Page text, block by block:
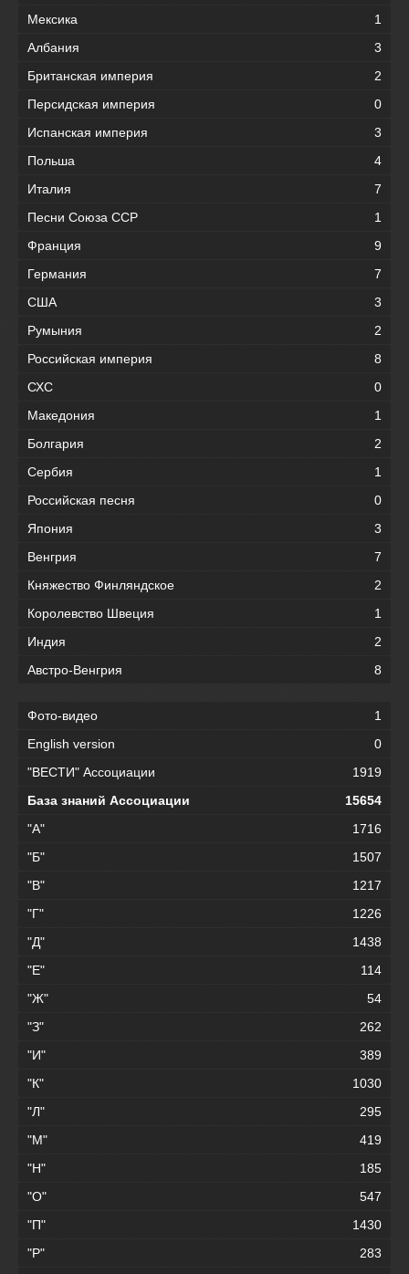
Мексика
1
Албания
3
Британская империя
2
Персидская империя
0
Испанская империя
3
Польша
4
Италия
7
Песни Союза ССР
1
Франция
9
Германия
7
США
3
Румыния
2
Российская империя
8
СХС
0
Македония
1
Болгария
2
Сербия
1
Российская песня
0
Япония
3
Венгрия
7
Княжество Финляндское
2
Королевство Швеция
1
Индия
2
Австро-Венгрия
8
Фото-видео
1
English version
0
"ВЕСТИ" Ассоциации
1919
База знаний Ассоциации
15654
"А"
1716
"Б"
1507
"В"
1217
"Г"
1226
"Д"
1438
"Е"
114
"Ж"
54
"З"
262
"И"
389
"К"
1030
"Л"
295
"М"
419
"Н"
185
"О"
547
"П"
1430
"Р"
283